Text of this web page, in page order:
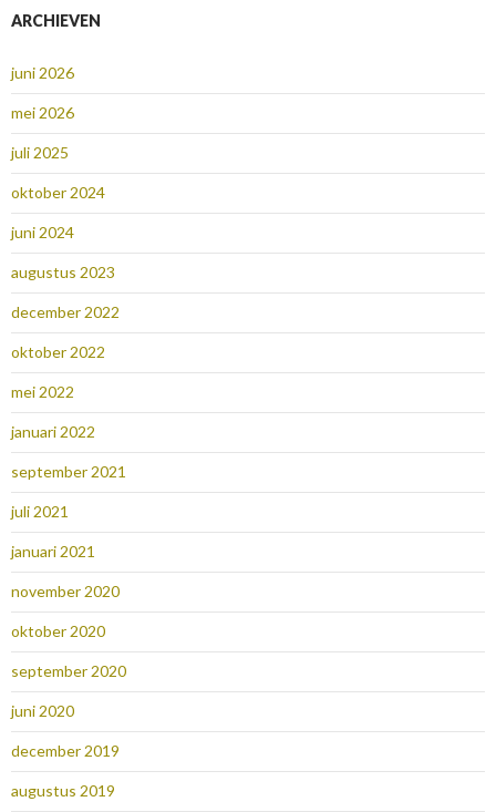
ARCHIEVEN
juni 2026
mei 2026
juli 2025
oktober 2024
juni 2024
augustus 2023
december 2022
oktober 2022
mei 2022
januari 2022
september 2021
juli 2021
januari 2021
november 2020
oktober 2020
september 2020
juni 2020
december 2019
augustus 2019